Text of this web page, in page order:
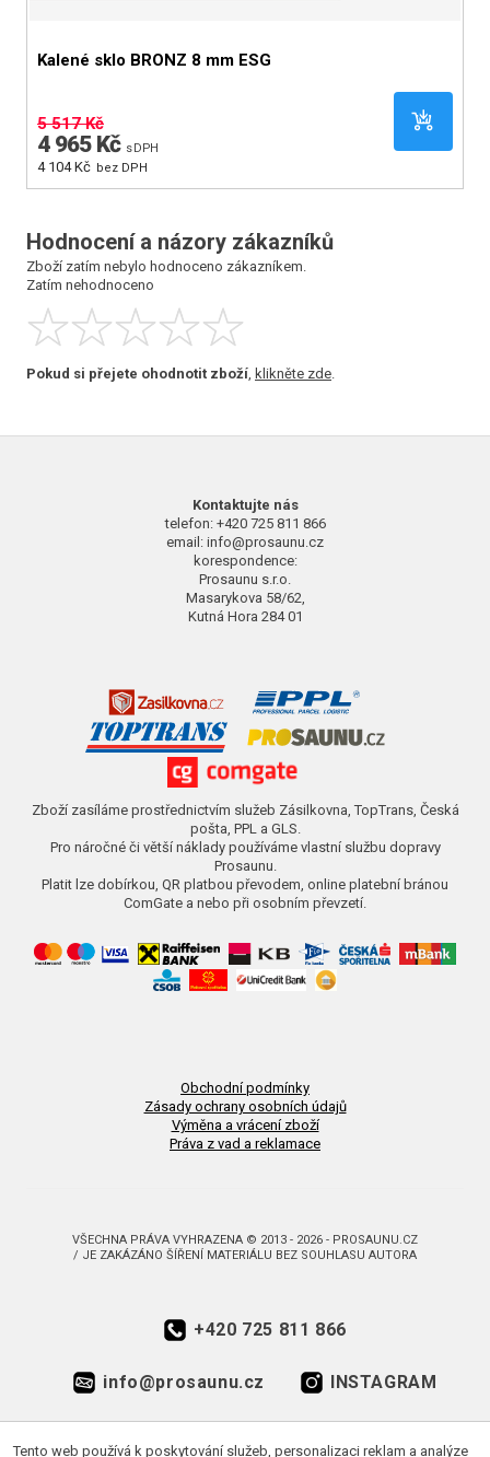
Kalené sklo BRONZ 8 mm ESG
5 517 Kč
4 965 Kč s DPH
4 104 Kč bez DPH
Hodnocení a názory zákazníků
Zboží zatím nebylo hodnoceno zákazníkem.
Zatím nehodnoceno
Pokud si přejete ohodnotit zboží, klikněte zde.
Kontaktujte nás
telefon: +420 725 811 866
email: info@prosaunu.cz
korespondence:
Prosaunu s.r.o.
Masarykova 58/62,
Kutná Hora 284 01
Zboží zasíláme prostřednictvím služeb Zásilkovna, TopTrans, Česká
pošta, PPL a GLS.
Pro náročné či větší náklady používáme vlastní službu dopravy
Prosaunu.
Platit lze dobírkou, QR platbou převodem, online platební bránou
ComGate a nebo při osobním převzetí.
Obchodní podmínky
Zásady ochrany osobních údajů
Výměna a vrácení zboží
Práva z vad a reklamace
VŠECHNA PRÁVA VYHRAZENA © 2013 - 2026 - PROSAUNU.CZ
/ JE ZAKÁZÁNO ŠÍŘENÍ MATERIÁLU BEZ SOUHLASU AUTORA
+420 725 811 866
info@prosaunu.cz INSTAGRAM
Tento web používá k poskytování služeb, personalizaci reklam a analýze